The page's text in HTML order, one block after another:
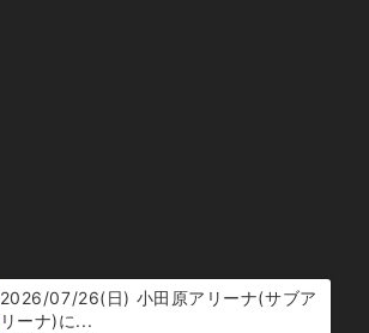
2026/07/26(日) 小田原アリーナ(サブア
リーナ)に...